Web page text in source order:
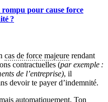
pour cause force
?
cas de force majeure rendant
contractuelles (par exemple :
de l’entreprise), il
devoir te payer d’indemnité.
automatiquement. Ton